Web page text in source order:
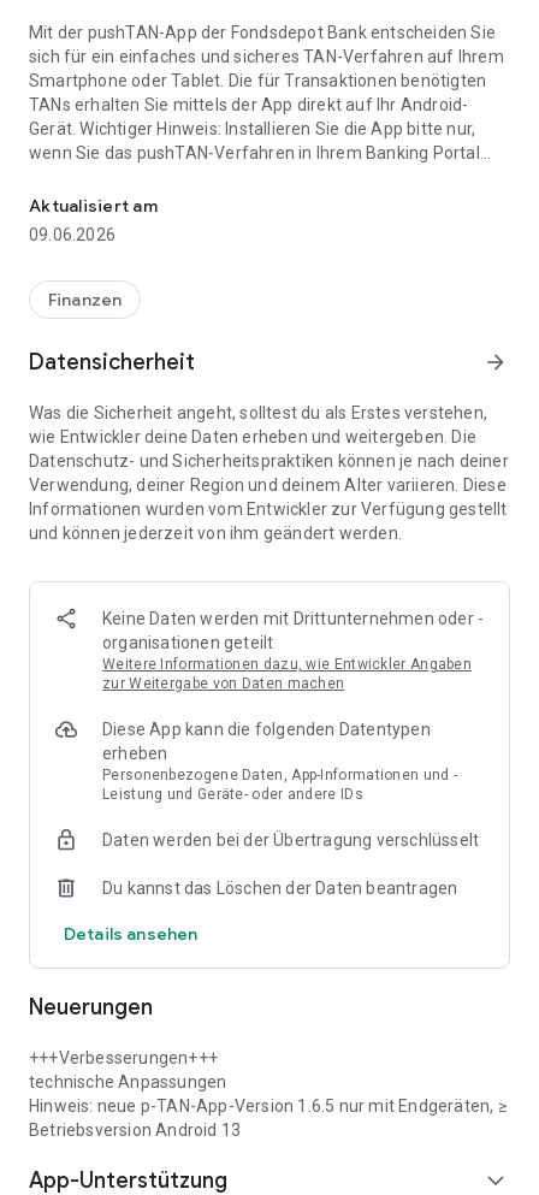
Mit der pushTAN-App der Fondsdepot Bank entscheiden Sie
sich für ein einfaches und sicheres TAN-Verfahren auf Ihrem
Smartphone oder Tablet. Die für Transaktionen benötigten
TANs erhalten Sie mittels der App direkt auf Ihr Android-
Gerät. Wichtiger Hinweis: Installieren Sie die App bitte nur,
wenn Sie das pushTAN-Verfahren in Ihrem Banking Portal
Mit der pushTAN-App der Fondsdepot Bank können Sie auf
alle TAN-pflichtigen Geschäftsvorfälle: Kauf von Fonds,
Verkauf von Fonds, Tausch von Fonds, Änderung von Adress-
die App kostenlos auf Ihr Smartphone bzw. Tablet. Mit den
Bank können Sie die pushTAN-App der Fondsdepot Bank jetzt
aktivieren.
Systemvorraussetzungen
- Bitte verweigern Sie der pushTAN-App der Fondsdepot Bank
keine der
Arbeiten der App
erforderlich sind
- Für die Nutzung der biometrischen Authentifizierung
„Fingerabdruck“ benötigen
Sie Google Android 13.0 oder höher
Aktualisiert am
09.06.2026
Finanzen
Datensicherheit arrow_forward
Was die Sicherheit angeht, solltest du als Erstes verstehen,
wie Entwickler deine Daten erheben und weitergeben. Die
Datenschutz- und Sicherheitspraktiken können je nach deiner
Verwendung, deiner Region und deinem Alter variieren. Diese
Informationen wurden vom Entwickler zur Verfügung gestellt
und können jederzeit von ihm geändert werden.
Keine Daten werden mit Drittunternehmen oder -
organisationen geteilt
Weitere Informationen dazu, wie Entwickler Angaben
zur Weitergabe von Daten machen
Diese App kann die folgenden Datentypen
erheben
Personenbezogene Daten, App-Informationen und -
Leistung und Geräte- oder andere IDs
Daten werden bei der Übertragung verschlüsselt
Du kannst das Löschen der Daten beantragen
Details ansehen
Neuerungen
+++Verbesserungen+++
technische Anpassungen
Hinweis: neue p-TAN-App-Version 1.6.5 nur mit Endgeräten, ≥
Betriebsversion Android 13
App-Unterstützung expand_more